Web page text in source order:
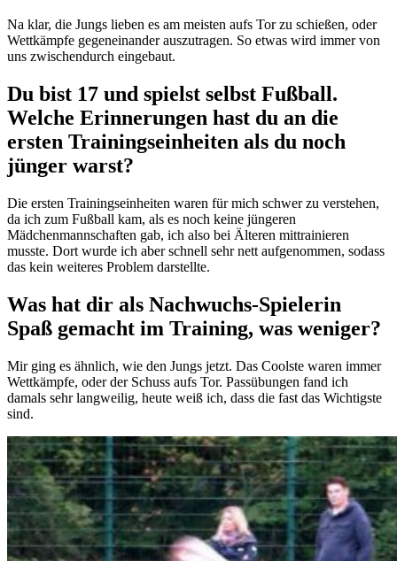
Na klar, die Jungs lieben es am meisten aufs Tor zu schießen, oder
Wettkämpfe gegeneinander auszutragen. So etwas wird immer von
uns zwischendurch eingebaut.
Du bist 17 und spielst selbst Fußball.
Welche Erinnerungen hast du an die
ersten Trainingseinheiten als du noch
jünger warst?
Die ersten Trainingseinheiten waren für mich schwer zu verstehen,
da ich zum Fußball kam, als es noch keine jüngeren
Mädchenmannschaften gab, ich also bei Älteren mittrainieren
musste. Dort wurde ich aber schnell sehr nett aufgenommen, sodass
das kein weiteres Problem darstellte.
Was hat dir als Nachwuchs-Spielerin
Spaß gemacht im Training, was weniger?
Mir ging es ähnlich, wie den Jungs jetzt. Das Coolste waren immer
Wettkämpfe, oder der Schuss aufs Tor. Passübungen fand ich
damals sehr langweilig, heute weiß ich, dass die fast das Wichtigste
sind.